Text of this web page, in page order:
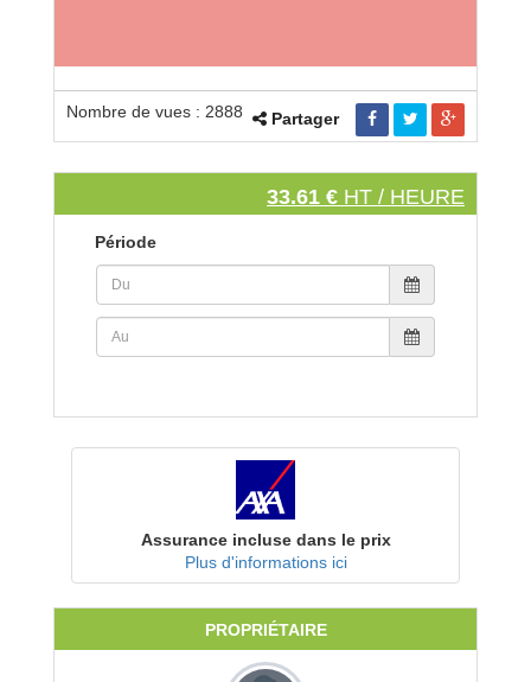
Nombre de vues : 2888 Partager
33.61 € HT / HEURE
Période
Assurance incluse dans le prix
Plus d'informations ici
PROPRIÉTAIRE